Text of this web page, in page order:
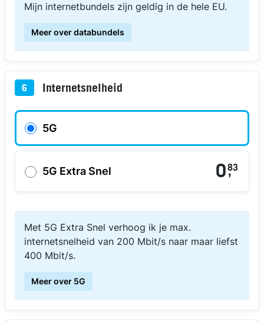
Mijn internetbundels zijn geldig in de hele EU.
Meer over databundels
6 Internetsnelheid
5G
5G Extra Snel 0,
83
Met 5G Extra Snel verhoog ik je max.
internetsnelheid van 200 Mbit/s naar maar liefst
400 Mbit/s.
Meer over 5G